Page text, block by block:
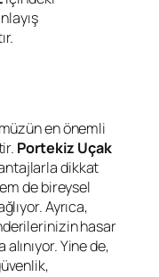
en önemli
Portekiz Uçak
dikkat
de bireysel
Ayrıca,
hasar
Yine de,